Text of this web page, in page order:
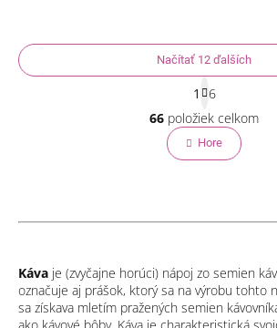
kombinácii s...
chuti. Aby...
O
v
l
á
r
v
k
Načítať 12 ďalších
t
r
á
n
k
n
1
6
66 položiek celkom
Hore
Káva je (zvyčajne horúci) nápoj zo semien
označuje aj prášok, ktorý sa na výrobu tohto
sa získava mletím pražených semien